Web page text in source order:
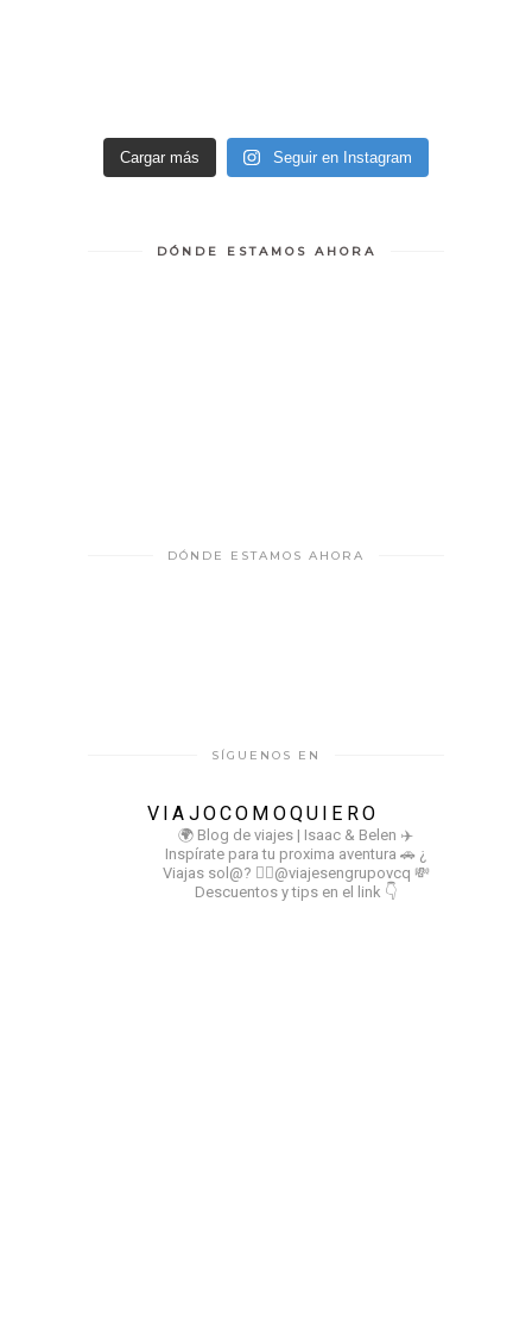
Cargar más Seguir en Instagram
DÓNDE ESTAMOS AHORA
DÓNDE ESTAMOS AHORA
SÍGUENOS EN
VIAJOCOMOQUIERO
🌍 Blog de viajes | Isaac & Belen ✈️
Inspírate para tu proxima aventura 🚗 ¿
Viajas sol@? 👉🏻@viajesengrupovcq 💸
Descuentos y tips en el link 👇